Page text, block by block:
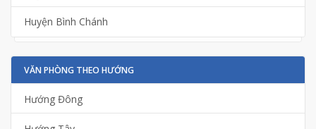
Huyện Bình Chánh
VĂN PHÒNG THEO HƯỚNG
Hướng Đông